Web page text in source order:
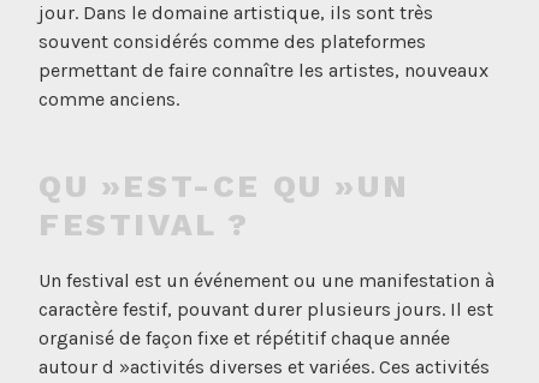
jour. Dans le domaine artistique, ils sont très
souvent considérés comme des plateformes
permettant de faire connaître les artistes, nouveaux
comme anciens.
QU »EST-CE QU »UN
FESTIVAL ?
Un festival est un événement ou une manifestation à
caractère festif, pouvant durer plusieurs jours. Il est
organisé de façon fixe et répétitif chaque année
autour d »activités diverses et variées. Ces activités